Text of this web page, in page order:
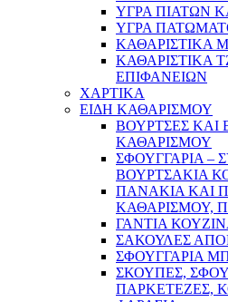
ΥΓΡΑ ΠΙΑΤΩΝ
ΥΓΡΑ
ΚΑΘΑΡΙΣΤΙΚΑ
ΚΑΘΑΡΙΣΤΙΚΑ
ΕΠΙΦΑΝΕΙΩΝ
ΧΑΡΤΙΚΑ
ΕΙΔΗ ΚΑΘΑΡΙΣΜΟΥ
ΒΟΥΡΤΣΕΣ ΚΑΙ
ΚΑΘΑΡΙΣΜΟΥ
ΣΦΟΥΓΓΑΡΙΑ –
ΒΟΥΡΤΣΑΚΙΑ
ΠΑΝΑΚΙΑ ΚΑΙ
ΚΑΘΑΡΙΣΜΟΥ,
ΓΑΝΤΙΑ
ΣΑΚΟΥΛΕΣ
ΣΦΟΥΓΓΑΡΙΑ
ΣΚΟΥΠΕΣ,
ΠΑΡΚΕΤΕΖΕΣ,